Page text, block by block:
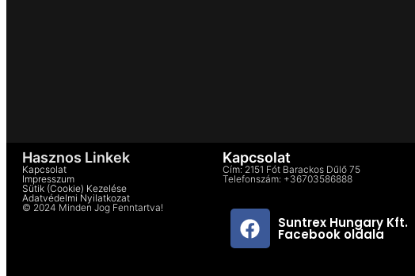
Hasznos Linkek
Kapcsolat
Impresszum
Sütik (cookie) Kezelése
Adatvédelmi Nyilatkozat
© 2024 Minden Jog Fenntartva!
Kapcsolat
Cím: 2151 Fót Barackos Dűlő 75
Telefonszám: +36703586888
Suntrex Hungary Kft.
Facebook oldala